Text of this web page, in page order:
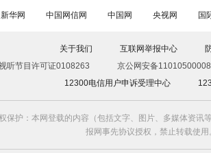
新华网 中国网信网 中国网 央视网 国
关于我们 互联网举报中心
听节目许可证0108263
京公网安备
12300电信用户申诉受理中心
保护：本网登载的内容（包括文字、图片、多媒体资
报网事先协议授权，禁止转载使